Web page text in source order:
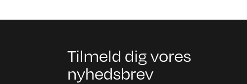
Tilmeld dig vores
nyhedsbrev